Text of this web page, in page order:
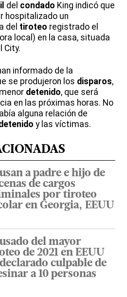
del condado King indicó que
hospitalizado un
del tiroteo registrado el
local) en la casa, situada
City.
informado de la
se produjeron los disparos,
detenido, que será
en las próximas horas. No
alguna relación de
y las víctimas.
a padre e hijo de
de cargos
por tiroteo
en Georgia, EEUU
del mayor
de 2021 en EEUU
culpable de
a 10 personas